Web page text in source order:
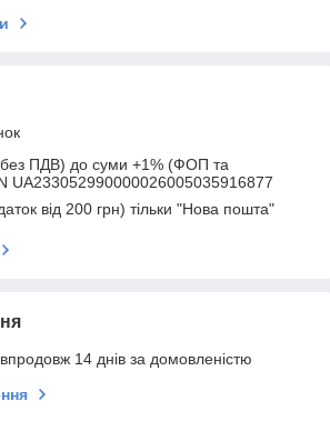
ПДВ) до суми +1% (ФОП та
UA233052990000026005035916877
від 200 грн) тільки "Нова пошта"
14 днів за домовленістю